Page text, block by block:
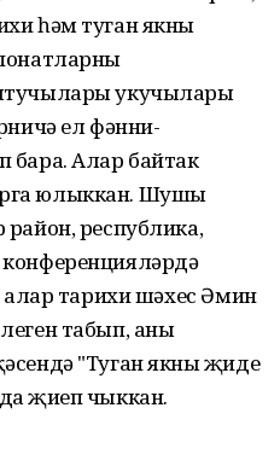
һәм туган якны
укучылары
ел фәнни-
бара. Алар байтак
юлыккан. Шушы
республика,
алар тарихи шәхес Әмин
табып, аны
"Туган якның җиде
җиңеп чыккан.